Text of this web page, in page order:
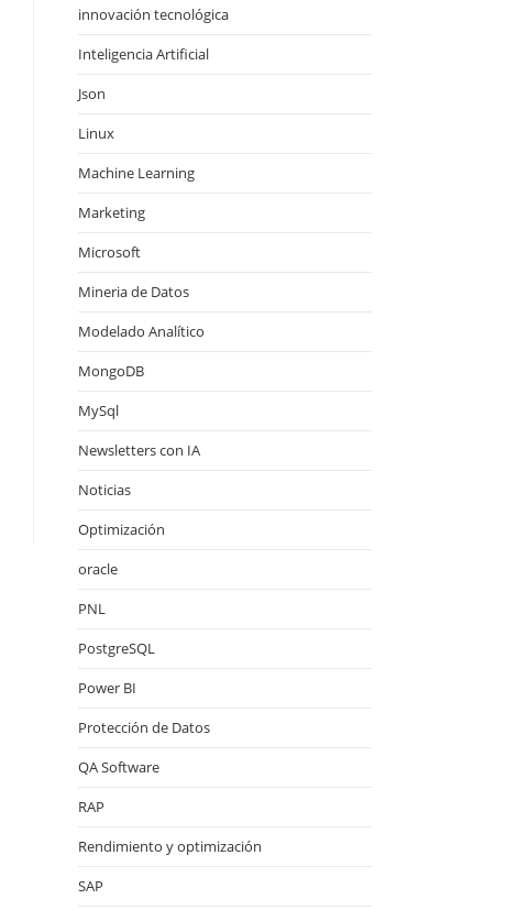
innovación tecnológica
Inteligencia Artificial
Json
Linux
Machine Learning
Marketing
Microsoft
Mineria de Datos
Modelado Analítico
MongoDB
MySql
Newsletters con IA
Noticias
Optimización
oracle
PNL
PostgreSQL
Power BI
Protección de Datos
QA Software
RAP
Rendimiento y optimización
SAP